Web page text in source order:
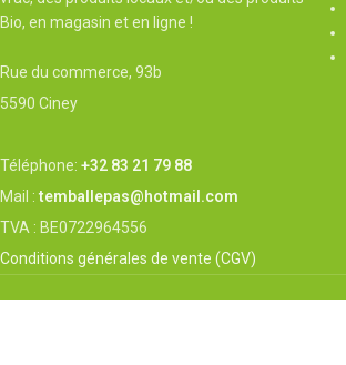
Bio, en magasin et en ligne !
Rue du commerce, 93b
5590 Ciney
Téléphone: +32 83 21 79 88
Mail :temballepas@hotmail.com
TVA : BE0722964556
Conditions générales de vente (CGV)